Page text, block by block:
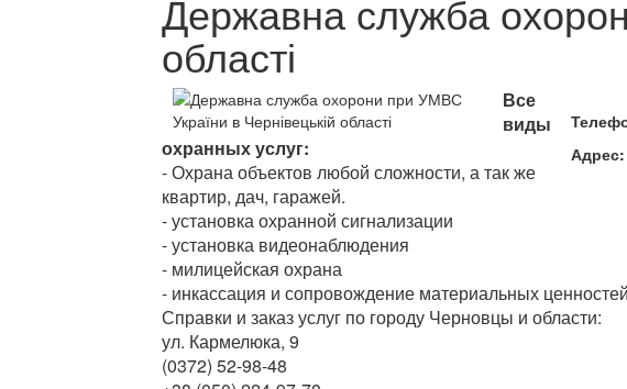
Державна служба
області
Адрес:
Все
виды
охранных услуг:
- Охрана объектов любой сложности, а так же
квартир, дач, гаражей.
- установка охранной сигнализации
- установка видеонаблюдения
- милицейская охрана
- инкассация и сопровождение материальных
Справки и заказ услуг по городу Черновцы и области:
ул. Кармелюка, 9
(0372) 52-98-48